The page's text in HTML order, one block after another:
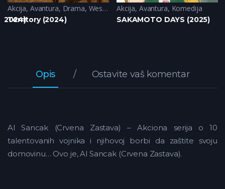
,Sci-Fi
Akcija, Avantura, Drama, Western
Territory (2024)
Akcija, Avantura, Komedija
SAKAMOTO DAYS (2025)
Opis Ostavite vaš komentar
Al Sancak (Crvena Zastava) – Akciona serija o 10
talentovanih vojnika i njihovoj borbi da zaštite svoju
domovinu… Ovo je, Al Sancak (Crvena Zastava).